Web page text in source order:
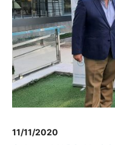
11/11/2020